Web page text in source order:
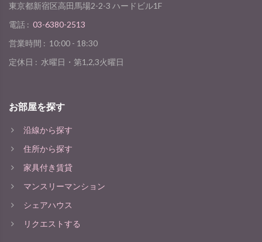
東京都新宿区高田馬場2-2-3 ハードビル1F
電話 : 03-6380-2513
営業時間 : 10:00 - 18:30
定休日 : 水曜日・第1,2,3火曜日
お部屋を探す
沿線から探す
住所から探す
家具付き賃貸
マンスリーマンション
シェアハウス
リクエストする